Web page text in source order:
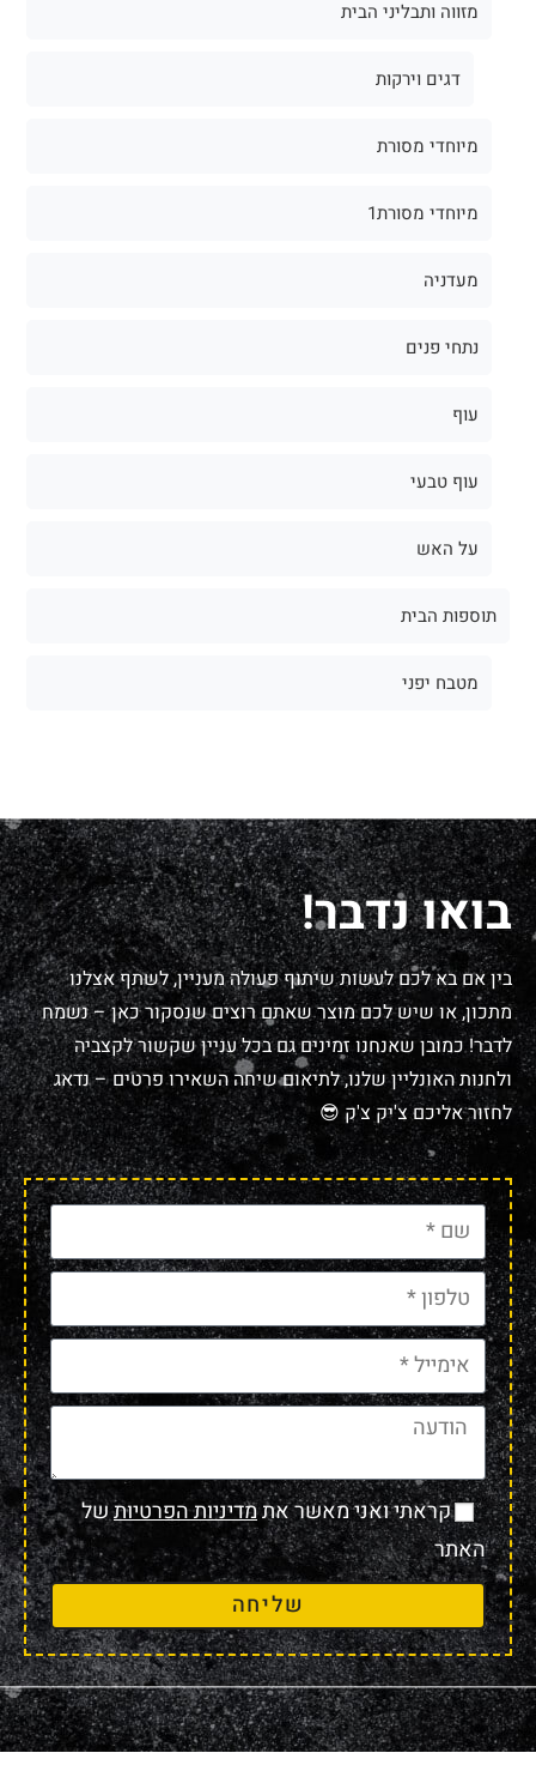
מזווה ותבליני הבית
דגים וירקות
מיוחדי מסורת
מיוחדי מסורת1
מעדניה
נתחי פנים
עוף
עוף טבעי
על האש
תוספות הבית
מטבח יפני
בואו נדבר!
בין אם בא לכם לעשות שיתוף פעולה מעניין, לשתף אצלנו
מתכון, או שיש לכם מוצר שאתם רוצים שנסקור כאן – נשמח
לדבר! כמובן שאנחנו זמינים גם בכל עניין שקשור לקצביה
ולחנות האונליין שלנו, לתיאום שיחה השאירו פרטים – נדאג
לחזור אליכם צ'יק צ'ק 😎
קראתי ואני מאשר אתמדיניות הפרטיותשל
האתר
שליחה